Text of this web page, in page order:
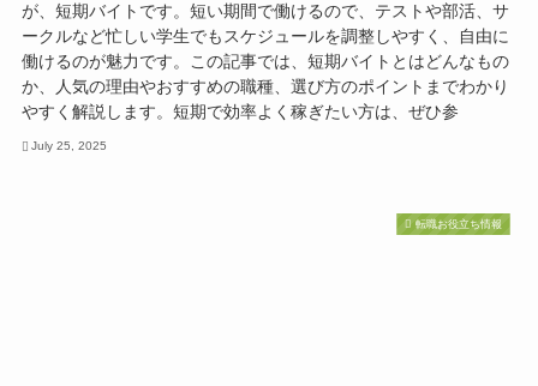
が、短期バイトです。短い期間で働けるので、テストや部活、サ
ークルなど忙しい学生でもスケジュールを調整しやすく、自由に
働けるのが魅力です。この記事では、短期バイトとはどんなもの
か、人気の理由やおすすめの職種、選び方のポイントまでわかり
やすく解説します。短期で効率よく稼ぎたい方は、ぜひ参
July 25, 2025
転職お役立ち情報